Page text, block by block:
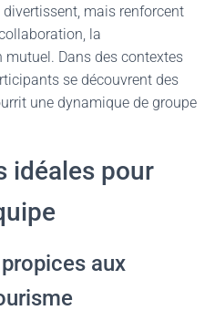
mais renforcent
la
Dans des contextes
se découvrent des
une dynamique de groupe
idéales pour
aux